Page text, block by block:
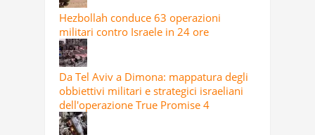
Hezbollah conduce 63 operazioni
militari contro Israele in 24 ore
Da Tel Aviv a Dimona: mappatura degli
obbiettivi militari e strategici israeliani
dell'operazione True Promise 4